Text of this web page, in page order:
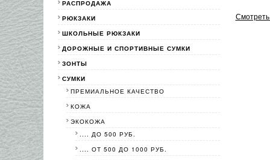
Смотреть
РАСПРОДАЖА
РЮКЗАКИ
ШКОЛЬНЫЕ РЮКЗАКИ
ДОРОЖНЫЕ И СПОРТИВНЫЕ СУМКИ
ЗОНТЫ
СУМКИ
ПРЕМИАЛЬНОЕ КАЧЕСТВО
КОЖА
ЭКОКОЖА
.... ДО 500 РУБ.
.... ОТ 500 ДО 1000 РУБ.